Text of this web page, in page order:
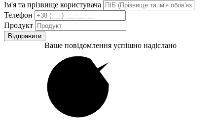
Ім'я та прізвище користувача
Телефон
Продукт
Відправити
Ваше повідомлення успішно надіслано